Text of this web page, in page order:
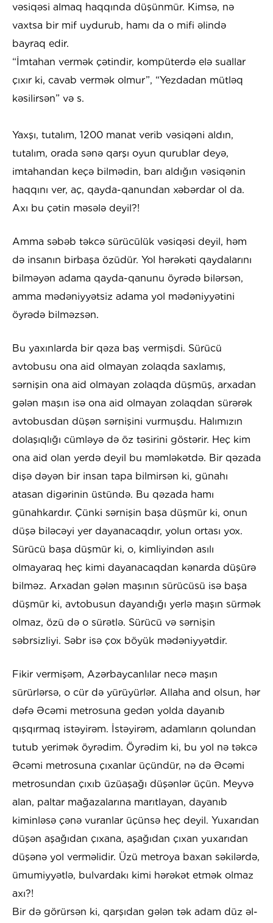
vəsiqəsi almaq haqqında düşünmür. Kimsə, nə
vaxtsa bir mif uydurub, hamı da o mifi əlində
bayraq edir.
“İmtahan vermək çətindir, kompüterdə elə suallar
çıxır ki, cavab vermək olmur”, “Yezdadan mütləq
kəsilirsən” və s.
Yaxşı, tutalım, 1200 manat verib vəsiqəni aldın,
tutalım, orada sənə qarşı oyun qurublar deyə,
imtahandan keçə bilmədin, barı aldığın vəsiqənin
haqqını ver, aç, qayda-qanundan xəbərdar ol da.
Axı bu çətin məsələ deyil?!
Amma səbəb təkcə sürücülük vəsiqəsi deyil, həm
də insanın birbaşa özüdür. Yol hərəkəti qaydalarını
bilməyən adama qayda-qanunu öyrədə bilərsən,
amma mədəniyyətsiz adama yol mədəniyyətini
öyrədə bilməzsən.
Bu yaxınlarda bir qəza baş vermişdi. Sürücü
avtobusu ona aid olmayan zolaqda saxlamış,
sərnişin ona aid olmayan zolaqda düşmüş, arxadan
gələn maşın isə ona aid olmayan zolaqdan sürərək
avtobusdan düşən sərnişini vurmuşdu. Halımızın
dolaşıqlığı cümləyə də öz təsirini göstərir. Heç kim
ona aid olan yerdə deyil bu məmləkətdə. Bir qəzada
dişə dəyən bir insan tapa bilmirsən ki, günahı
atasan digərinin üstündə. Bu qəzada hamı
günahkardır. Çünki sərnişin başa düşmür ki, onun
düşə biləcəyi yer dayanacaqdır, yolun ortası yox.
Sürücü başa düşmür ki, o, kimliyindən asılı
olmayaraq heç kimi dayanacaqdan kənarda düşürə
bilməz. Arxadan gələn maşının sürücüsü isə başa
düşmür ki, avtobusun dayandığı yerlə maşın sürmək
olmaz, özü də o sürətlə. Sürücü və sərnişin
səbrsizliyi. Səbr isə çox böyük mədəniyyətdir.
Fikir vermişəm, Azərbaycanlılar necə maşın
sürürlərsə, o cür də yürüyürlər. Allaha and olsun, hər
dəfə Əcəmi metrosuna gedən yolda dayanıb
qışqırmaq istəyirəm. İstəyirəm, adamların qolundan
tutub yerimək öyrədim. Öyrədim ki, bu yol nə təkcə
Əcəmi metrosuna çıxanlar üçündür, nə də Əcəmi
metrosundan çıxıb üzüaşağı düşənlər üçün. Meyvə
alan, paltar mağazalarına marıtlayan, dayanıb
kiminləsə çənə vuranlar üçünsə heç deyil. Yuxarıdan
düşən aşağıdan çıxana, aşağıdan çıxan yuxarıdan
düşənə yol verməlidir. Üzü metroya baxan səkilərdə,
ümumiyyətlə, bulvardakı kimi hərəkət etmək olmaz
axı?!
Bir də görürsən ki, qarşıdan gələn tək adam düz əl-